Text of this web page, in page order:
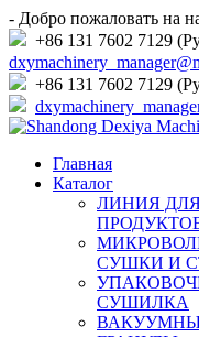
- Добро пожаловать на
+86 131 7602 7129
+86 131 7602 7129
Главная
Каталог
ЛИНИЯ
СУШКИ И
СУШИЛКА